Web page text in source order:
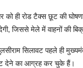
को ही रोड टैक्स छूट की
जिससे मेले में वाहनों की
सिलावट पहले ही
देने का आग्रह कर चुके हैं।